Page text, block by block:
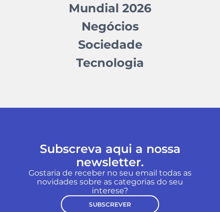
Mundial 2026
Negócios
Sociedade
Tecnologia
Subscreva aqui a nossa
newsletter.
Gostaria de receber no seu email todas as
novidades sobre as categorias do seu
interese?
SUBSCREVER